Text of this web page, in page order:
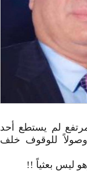
لم يستطع أحد
وصولاً للوقوف خلف
ليس بعثياً !!